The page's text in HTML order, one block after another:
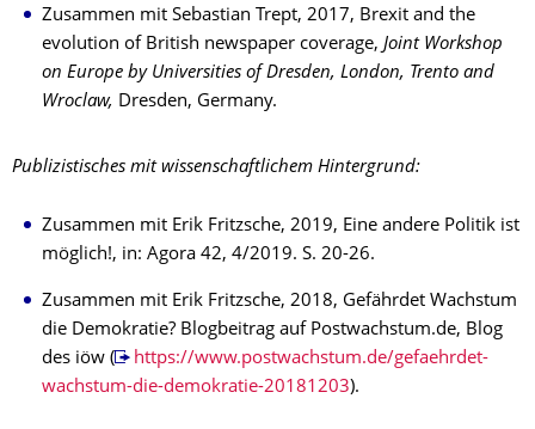
Zusammen mit Sebastian Trept, 2017, Brexit and the
evolution of British newspaper coverage, Joint Workshop
on Europe by Universities of Dresden, London, Trento and
Wroclaw, Dresden, Germany.
Publizistisches mit wissenschaftlichem Hintergrund:
Zusammen mit Erik Fritzsche, 2019, Eine andere Politik ist
möglich!, in: Agora 42, 4/2019. S. 20-26.
Zusammen mit Erik Fritzsche, 2018, Gefährdet Wachstum
die Demokratie? Blogbeitrag auf Postwachstum.de, Blog
des iöw (
https://www.postwachstum.de/gefaehrdet-
wachstum-die-demokratie-20181203).